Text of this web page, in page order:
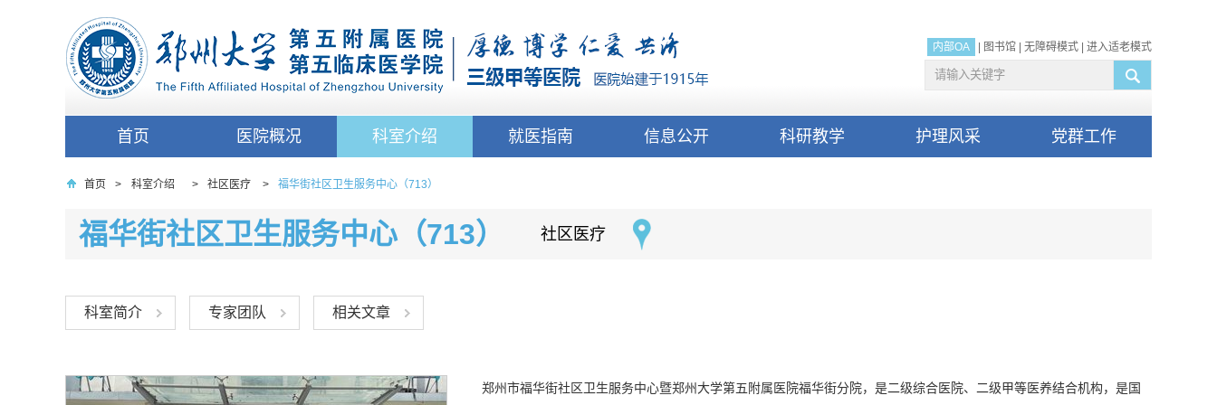
内部OA 图书馆 无障碍模式 进入适老模式
首页 医院概况 科室介绍 就医指南 信息公开 科研教学 护理风采 党群工作
首页 > 科室介绍 > 社区医疗 > 福华街社区卫生服务中心（713）
福华街社区卫生服务中心（713） 社区医疗
科室简介 专家团队 相关文章
郑州市福华街社区卫生服务中心暨郑州大学第五附属医院福华街分院，是二级综合医院、二级甲等医养结合机构，是国